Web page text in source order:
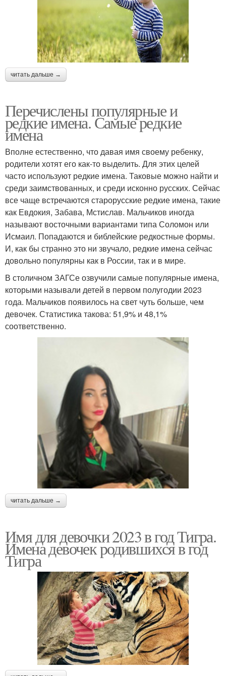
читать дальше →
Перечислены популярные и
редкие имена. Самые редкие
имена
Вполне естественно, что давая имя своему ребенку,
родители хотят его как-то выделить. Для этих целей
часто используют редкие имена. Таковые можно найти и
среди заимствованных, и среди исконно русских. Сейчас
все чаще встречаются старорусские редкие имена, такие
как Евдокия, Забава, Мстислав. Мальчиков иногда
называют восточными вариантами типа Соломон или
Исмаил. Попадаются и библейские редкостные формы.
И, как бы странно это ни звучало, редкие имена сейчас
довольно популярны как в России, так и в мире.
В столичном ЗАГСе озвучили самые популярные имена,
которыми называли детей в первом полугодии 2023
года. Мальчиков появилось на свет чуть больше, чем
девочек. Статистика такова: 51,9% и 48,1%
соответственно.
читать дальше →
Имя для девочки 2023 в год Тигра.
Имена девочек родившихся в год
Тигра